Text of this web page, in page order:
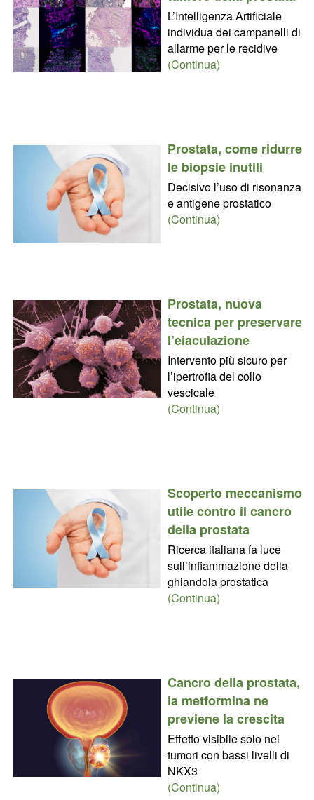
L’Intelligenza Artificiale
individua dei campanelli di
allarme per le recidive
(Continua)
Prostata, come ridurre
le biopsie inutili
Decisivo l’uso di risonanza
e antigene prostatico
(Continua)
Prostata, nuova
tecnica per preservare
l’eiaculazione
Intervento più sicuro per
l’ipertrofia del collo
vescicale
(Continua)
Scoperto meccanismo
utile contro il cancro
della prostata
Ricerca italiana fa luce
sull’infiammazione della
ghiandola prostatica
(Continua)
Cancro della prostata,
la metformina ne
previene la crescita
Effetto visibile solo nei
tumori con bassi livelli di
NKX3
(Continua)